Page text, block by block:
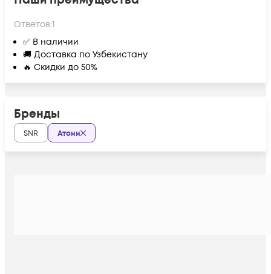
Ответов:1
✅ В наличии
🚚 Доставка по Узбекистану
🔥 Скидки до 50%
Бренды
SNR Атонн